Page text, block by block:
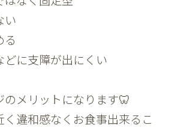
い
る
どに支障が出にくい
のメリットになります🦷
く違和感なくお食事出来るこ